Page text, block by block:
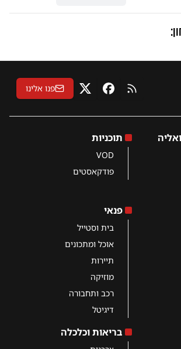
RSS פייסבוקX פנו אלינו
תוכניות
VOD
פודקאסטים
פנאי
בית וסטייל
אוכל ומתכונים
תיירות
מוזיקה
רכב ותחבורה
דיגיטל
בריאות וכלכלה